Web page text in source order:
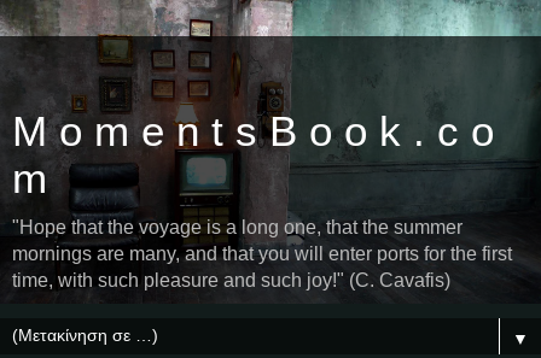
M o m e n t s B o o k . c o
m
"Hope that the voyage is a long one, that the summer
mornings are many, and that you will enter ports for the first
time, with such pleasure and such joy!" (C. Cavafis)
▼